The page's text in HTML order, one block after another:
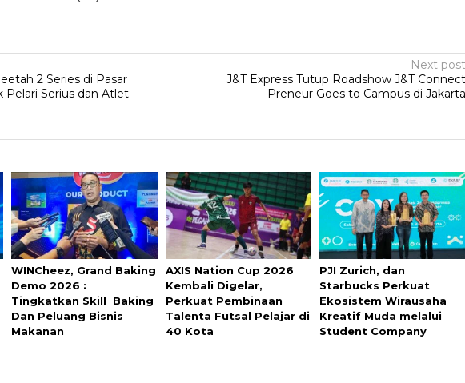
2 Series di Pasar
Pelari Serius dan Atlet
Next post
J&T Express Tutup Roadshow J&T Connect
Preneur Goes to Campus di Jakarta
WINCheez, Grand Baking
Demo 2026 :
Tingkatkan Skill Baking
Dan Peluang Bisnis
Makanan
AXIS Nation Cup 2026
Kembali Digelar,
Perkuat Pembinaan
Talenta Futsal Pelajar di
40 Kota
PJI Zurich, dan
Starbucks Perkuat
Ekosistem Wirausaha
Kreatif Muda melalui
Student Company